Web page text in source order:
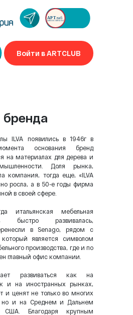
Войти в ARTCLUB
ILVA появились в 1946г в
основания бренд
на материалах для дерева и
Доля рынка,
компания, тогда еще, «ILVA
росла, а в 50-е годы фирма
в своей сфере.
итальянская мебельная
быстро развивалась,
в Senago, рядом с
является символом
производства, где и по
главный офис компании.
развиваться как на
и на иностранных рынках,
и ценят не только во многих
но и на Среднем и Дальнем
Благодаря крупным